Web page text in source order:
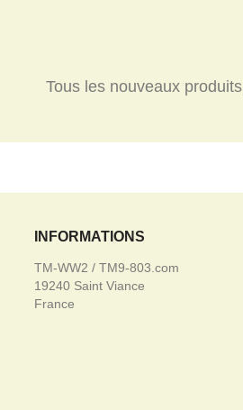
Tous les nouveaux produits
INFORMATIONS
TM-WW2 / TM9-803.com
19240 Saint Viance
France